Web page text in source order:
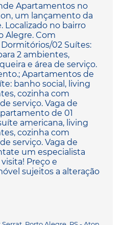
Apartamentos no
um lançamento da
Localizado no bairro
Alegre. Com
02 Suítes:
2 ambientes,
e área de serviço.
Apartamentos de
banho social, living
cozinha com
serviço. Vaga de
de 01
americana, living
cozinha com
serviço. Vaga de
um especialista
Preço e
sujeitos a alteração